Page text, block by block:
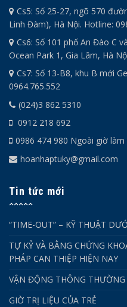
Cs5: Số 25-27, ngõ 570
Linh Đàm), Hà Nội. Hotline:
Cs6: Số 101 phố An Đào C
Ocean Park 1, Gia Lâm, Hà
Cs7: Số 13-B8, khu B mới
0964.765.552
(024)3 862 5310
0912 218 692
0986 474 980 Ngoài giờ
hoanhaptuky@gmail.com
Tin tức mới
“TIME-OUT” – KỸ THUẬT
TỰ KỶ VÀ BẰNG CHỨNG
PHÁP CAN THIỆP HIỆN NAY
VẬN ĐỘNG THÔNG
GIỜ TRỊ LIỆU CỦA TRẺ